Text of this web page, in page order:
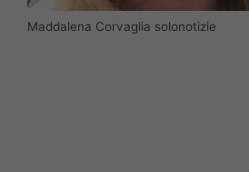
Maddalena Corvaglia solonotizie